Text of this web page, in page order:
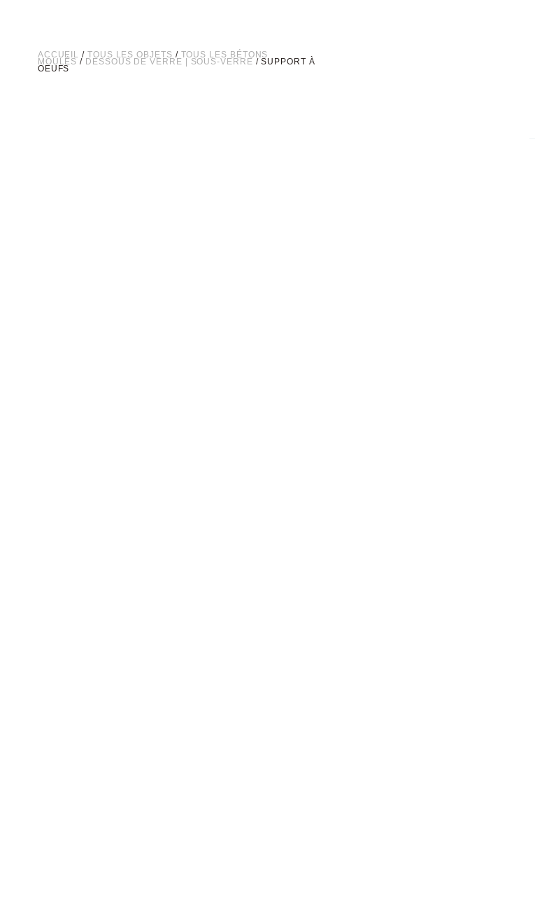
ACCUEIL / TOUS LES OBJETS / TOUS LES BÉTONS
MOULÉS / DESSOUS DE VERRE | SOUS-VERRE / SUPPORT À
OEUFS